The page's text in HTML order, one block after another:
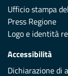
Ufficio stampa
Press Regione
Logo e identità
Accessibilità
Dichiarazione di